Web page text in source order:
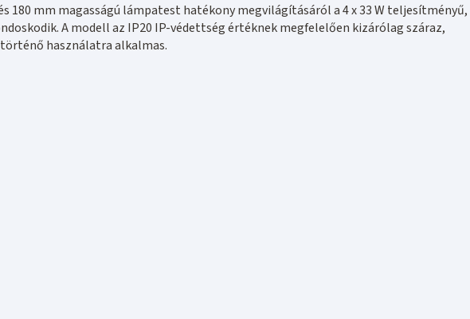
180 mm magasságú lámpatest hatékony megvilágításáról a 4 x 33 W teljesítményű,
A modell az IP20 IP-védettség értéknek megfelelően kizárólag száraz,
használatra alkalmas.